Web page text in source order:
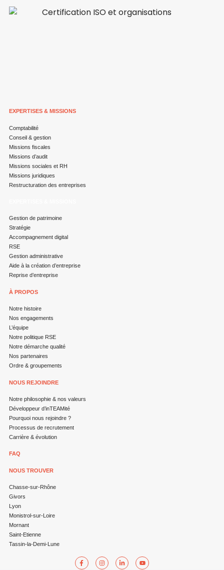
EXPERTISES & MISSIONS
Comptabilité
Conseil & gestion
Missions fiscales
Missions d’audit
Missions sociales et RH
Missions juridiques
Restructuration des entreprises
Gestion de patrimoine
Stratégie
Accompagnement digital
RSE
Gestion administrative
Aide à la création d’entreprise
Reprise d’entreprise
À PROPOS
Notre histoire
Nos engagements
L’équipe
Notre politique RSE
Notre démarche qualité
Nos partenaires
Ordre & groupements
NOUS REJOINDRE
Notre philosophie & nos valeurs
Développeur d’inTEAMité
Pourquoi nous rejoindre ?
Processus de recrutement
Carrière & évolution
FAQ
NOUS TROUVER
Chasse-sur-Rhône
Givors
Lyon
Monistrol-sur-Loire
Mornant
Saint-Etienne
Tassin-la-Demi-Lune